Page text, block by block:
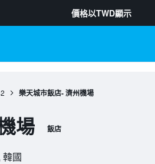
價格以TWD顯示
樂天城市飯店- 濟州機場
場 飯店
韓國